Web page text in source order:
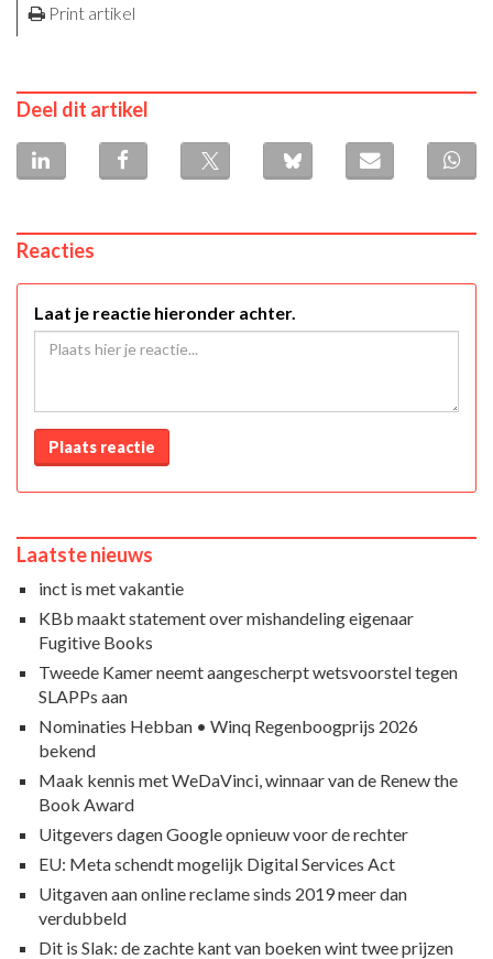
Print artikel
Deel dit artikel
Reacties
Laat je reactie hieronder achter.
Plaats reactie
Laatste nieuws
inct is met vakantie
KBb maakt statement over mishandeling eigenaar
Fugitive Books
Tweede Kamer neemt aangescherpt wetsvoorstel tegen
SLAPPs aan
Nominaties Hebban • Winq Regenboogprijs 2026
bekend
Maak kennis met WeDaVinci, winnaar van de Renew the
Book Award
Uitgevers dagen Google opnieuw voor de rechter
EU: Meta schendt mogelijk Digital Services Act
Uitgaven aan online reclame sinds 2019 meer dan
verdubbeld
Dit is Slak: de zachte kant van boeken wint twee prijzen